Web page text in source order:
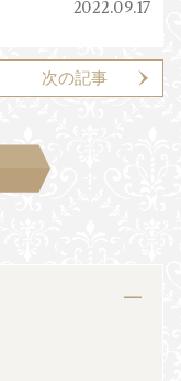
2022.09.17
次の記事
次の記事はありません